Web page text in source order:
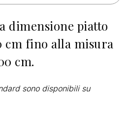
dimensione piatto
cm fino alla misura
cm.
sono disponibili su